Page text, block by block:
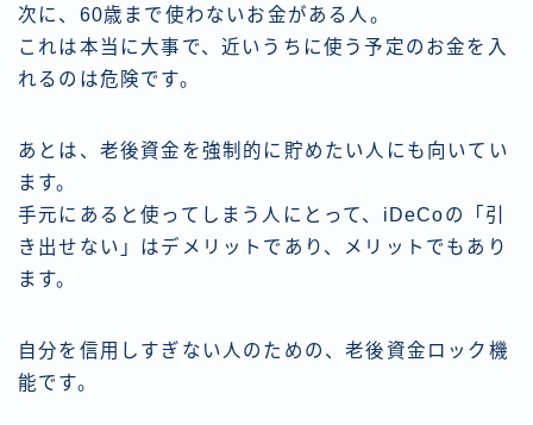
次に、60歳まで使わないお金がある人。
これは本当に大事で、近いうちに使う予定のお金を入
れるのは危険です。
あとは、老後資金を強制的に貯めたい人にも向いてい
ます。
手元にあると使ってしまう人にとって、iDeCoの「引
き出せない」はデメリットであり、メリットでもあり
ます。
自分を信用しすぎない人のための、老後資金ロック機
能です。